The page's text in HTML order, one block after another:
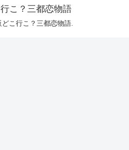
こ？三都恋物語
こ行こ？三都恋物語.